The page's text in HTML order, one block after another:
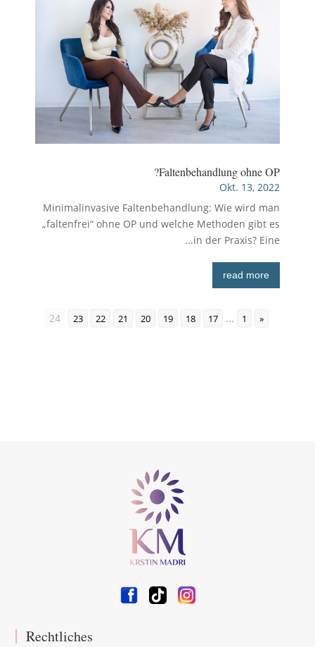
Faltenbehandlung ohne OP?
Okt. 13, 2022
Minimalinvasive Faltenbehandlung: Wie wird man
„faltenfrei“ ohne OP und welche Methoden gibt es
in der Praxis? Eine...
read more
«
1
...
17
18
19
20
21
22
23
24
Rechtliches